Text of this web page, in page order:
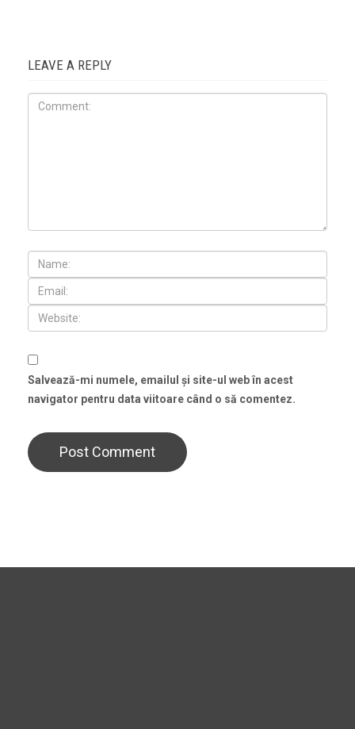
LEAVE A REPLY
Salvează-mi numele, emailul și site-ul web în acest
navigator pentru data viitoare când o să comentez.